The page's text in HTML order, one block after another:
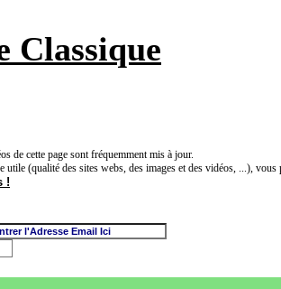
Classique
de cette page sont fréquemment mis à jour.
utile (qualité des sites webs, des images et des vidéos, ...),
!